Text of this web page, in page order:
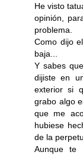
He visto
opinión,
problema.
Como dijo
baja...
Y sabes
dijiste en
exterior si
grabo algo
que me
hubiese
de la
Aunque